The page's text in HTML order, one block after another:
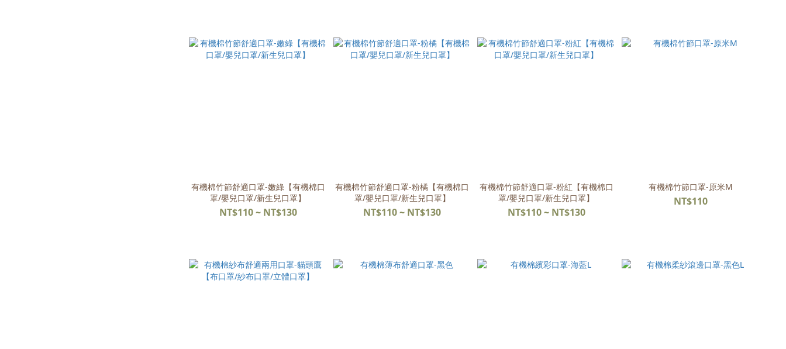
有機棉竹節舒適口罩-嫩綠【有機棉口
罩/嬰兒口罩/新生兒口罩】
NT$110 ~ NT$130
有機棉竹節舒適口罩-粉橘【有機棉口
罩/嬰兒口罩/新生兒口罩】
NT$110 ~ NT$130
有機棉竹節舒適口罩-粉紅【有機棉口
罩/嬰兒口罩/新生兒口罩】
NT$110 ~ NT$130
有機棉竹節口罩-原米M
NT$110